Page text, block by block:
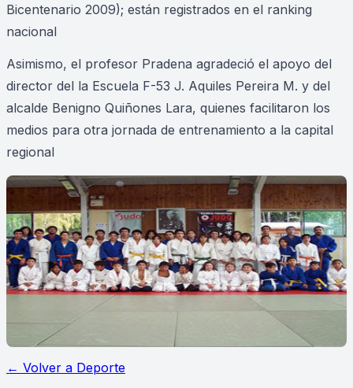
Bicentenario 2009); están registrados en el ranking
nacional
Asimismo, el profesor Pradena agradeció el apoyo del
director del la Escuela F-53 J. Aquiles Pereira M. y del
alcalde Benigno Quiñones Lara, quienes facilitaron los
medios para otra jornada de entrenamiento a la capital
regional
← Volver a Deporte